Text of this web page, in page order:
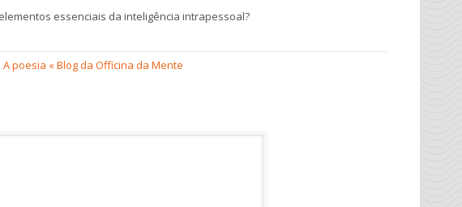
essenciais da inteligência intrapessoal?
poesia « Blog da Officina da Mente